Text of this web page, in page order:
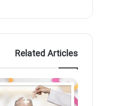
Related Articles